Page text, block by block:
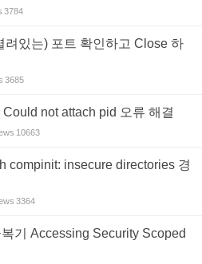
3784
려있는) 포트 확인하고 Close 하
3685
not attach pid 오류 해결
10663
compinit: insecure directories 경
3364
기 Accessing Security Scoped